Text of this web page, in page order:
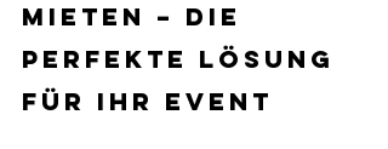
mieten – Die
perfekte Lösung
für Ihr Event